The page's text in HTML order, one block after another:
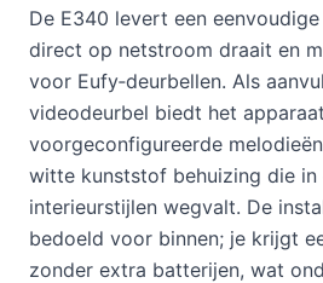
De E340 levert een
direct op netstroom draait en
voor Eufy‑deurbellen. Als
videodeurbel biedt het
voorgeconfigureerde
witte kunststof behuizing die in
interieurstijlen wegvalt. De
bedoeld voor binnen; je krijgt
zonder extra batterijen, wat